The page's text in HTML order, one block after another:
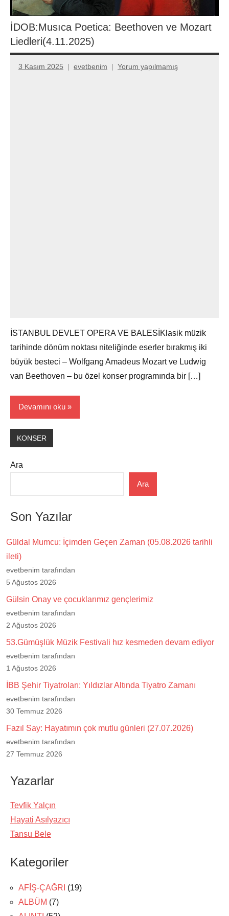
İDOB:Musıca Poetica: Beethoven ve Mozart
Liedleri(4.11.2025)
3 Kasım 2025 evetbenim Yorum yapılmamış
İSTANBUL DEVLET OPERA VE BALESİKlasik müzik
tarihinde dönüm noktası niteliğinde eserler bırakmış iki
büyük besteci – Wolfgang Amadeus Mozart ve Ludwig
van Beethoven – bu özel konser programında bir […]
Devamını oku
KONSER
Ara
Ara
Son Yazılar
Güldal Mumcu: İçimden Geçen Zaman (05.08.2026 tarihli
ileti)
evetbenim tarafından
5 Ağustos 2026
Gülsin Onay ve çocuklarımız gençlerimiz
evetbenim tarafından
2 Ağustos 2026
53.Gümüşlük Müzik Festivali hız kesmeden devam ediyor
evetbenim tarafından
1 Ağustos 2026
İBB Şehir Tiyatroları: Yıldızlar Altında Tiyatro Zamanı
evetbenim tarafından
30 Temmuz 2026
Fazıl Say: Hayatımın çok mutlu günleri (27.07.2026)
evetbenim tarafından
27 Temmuz 2026
Yazarlar
Tevfik Yalçın
Hayati Asılyazıcı
Tansu Bele
Kategoriler
AFİŞ-ÇAĞRI (19)
ALBÜM (7)